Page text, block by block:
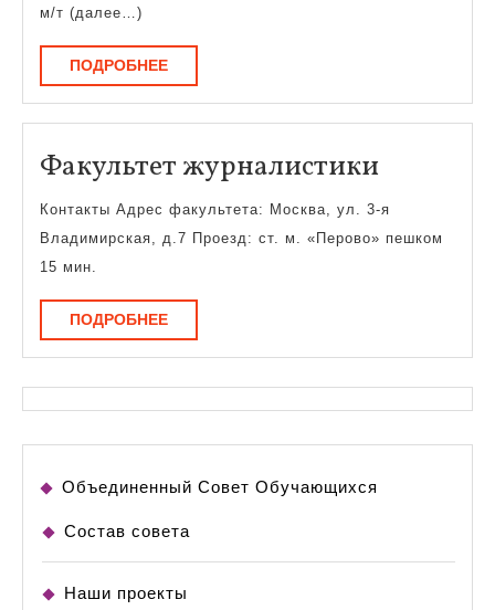
м/т (далее…)
ПОДРОБНЕЕПОДРОБНЕЕ
Факультет журналистики
Контакты Адрес факультета: Москва, ул. 3-я
Владимирская, д.7 Проезд: ст. м. «Перово» пешком
15 мин.
ПОДРОБНЕЕПОДРОБНЕЕ
Объединенный Совет Обучающихся
Состав совета
Наши проекты